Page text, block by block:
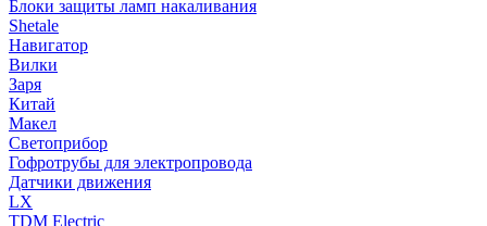
Блоки защиты ламп накаливания
Shetale
Навигатор
Вилки
Заря
Китай
Макел
Светоприбор
Гофротрубы для электропровода
Датчики движения
LX
TDM Electric